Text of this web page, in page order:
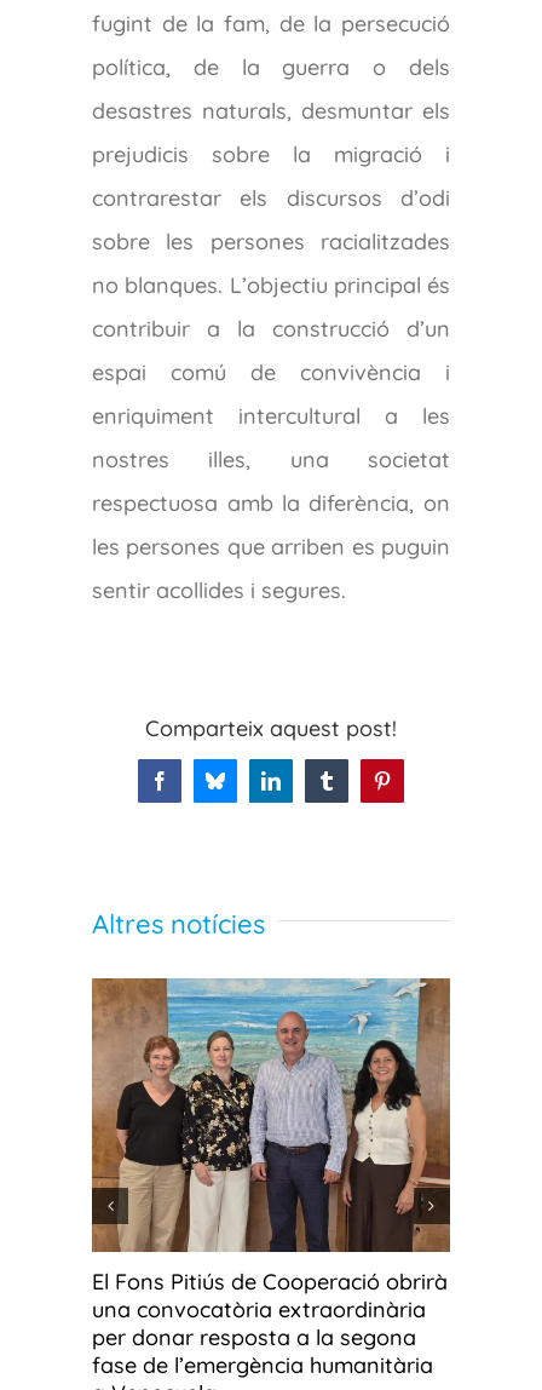
fugint de la fam, de la persecució
política, de la guerra o dels
desastres naturals, desmuntar els
prejudicis sobre la migració i
contrarestar els discursos d’odi
sobre les persones racialitzades
no blanques. L’objectiu principal és
contribuir a la construcció d’un
espai comú de convivència i
enriquiment intercultural a les
nostres illes, una societat
respectuosa amb la diferència, on
les persones que arriben es puguin
sentir acollides i segures.
Comparteix aquest post!
FacebookBlueskyLinkedInTumblrPinterest
Altres notícies
El Fons Pitiús de Cooperació obrirà
una convocatòria extraordinària
per donar resposta a la segona
fase de l’emergència humanitària